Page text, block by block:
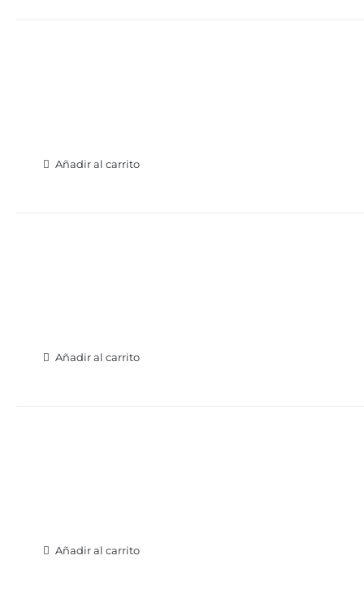
Añadir al carrito
Añadir al carrito
Añadir al carrito